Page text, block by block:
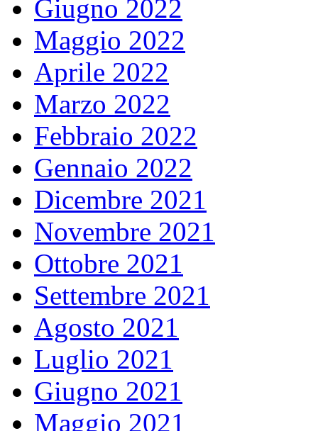
Giugno 2022
Maggio 2022
Aprile 2022
Marzo 2022
Febbraio 2022
Gennaio 2022
Dicembre 2021
Novembre 2021
Ottobre 2021
Settembre 2021
Agosto 2021
Luglio 2021
Giugno 2021
Maggio 2021